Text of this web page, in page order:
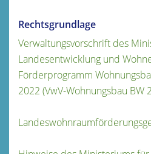
Rechtsgrundlage
Verwaltungsvorschrift des
Landesentwicklung und
Förderprogramm
2022 (VwV-Wohnungsbau BW